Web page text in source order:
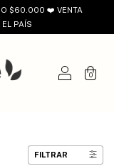
$60.000 ❤️ VENTA
PAÍS
0
FILTRAR